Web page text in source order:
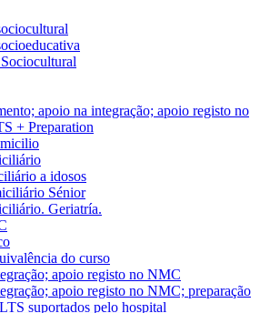
apoio na integração; apoio registo no
+ Preparation
a idosos
Sénior
Geriatría.
do curso
apoio registo no NMC
apoio registo no NMC; preparação
suportados pelo hospital